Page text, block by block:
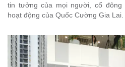
tin tưởng của mọi người, cổ đông
hoạt động của Quốc Cường Gia Lai.